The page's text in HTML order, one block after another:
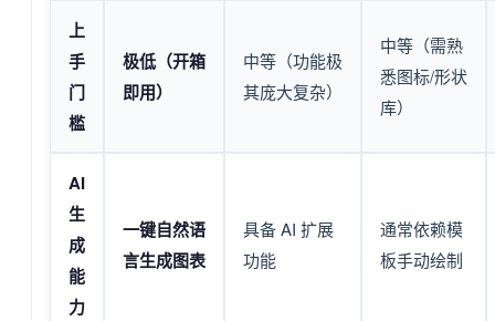
上
手
门
槛
极低（开箱
即用）
中等（功能极
其庞大复杂）
中等（需熟
悉图标/形状
库）
AI
生
成
能
力
一键自然语
言生成图表
具备 AI 扩展
功能
通常依赖模
板手动绘制